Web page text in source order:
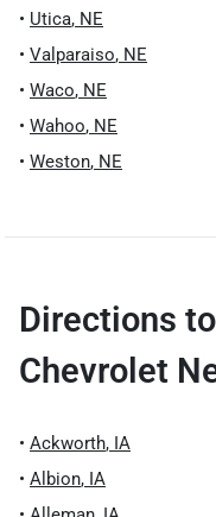
• Utica, NE
• Valparaiso, NE
• Waco, NE
• Wahoo, NE
• Weston, NE
Directions to
Chevrolet
• Ackworth, IA
• Albion, IA